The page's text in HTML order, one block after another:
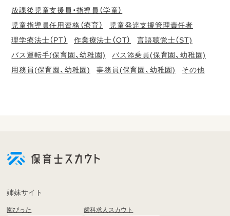
放課後児童支援員・指導員（学童）
児童指導員任用資格（療育）
児童発達支援管理責任者
理学療法士（PT）
作業療法士（OT）
言語聴覚士（ST)
バス運転手(保育園、幼稚園)
バス添乗員(保育園、幼稚園)
用務員(保育園、幼稚園)
事務員(保育園、幼稚園) その他
登
く
姉妹サイト
園ぴった 歯科求人スカウト